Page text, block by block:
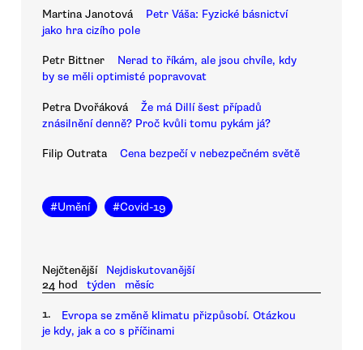
Martina Janotová
Petr Váša: Fyzické básnictví
jako hra cizího pole
Petr Bittner
Nerad to říkám, ale jsou chvíle, kdy
by se měli optimisté popravovat
Petra Dvořáková
Že má Dillí šest případů
znásilnění denně? Proč kvůli tomu pykám já?
Filip Outrata Cena bezpečí v nebezpečném světě
#Umění #Covid-19
Nejčtenější
Nejdiskutovanější
24 hod
týden měsíc
1.
Evropa se změně klimatu přizpůsobí. Otázkou
je kdy, jak a co s příčinami